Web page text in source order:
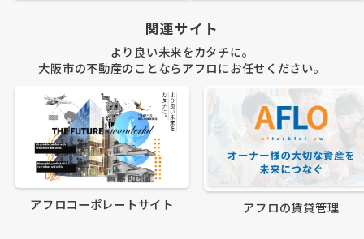
関連サイト
より良い未来をカタチに。
大阪市の不動産のことならアフロにお任せください。
アフロコーポレートサイト アフロの賃貸管理